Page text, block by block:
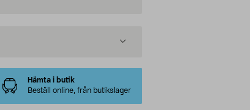
Hämta i butik
Beställ online, från butikslager